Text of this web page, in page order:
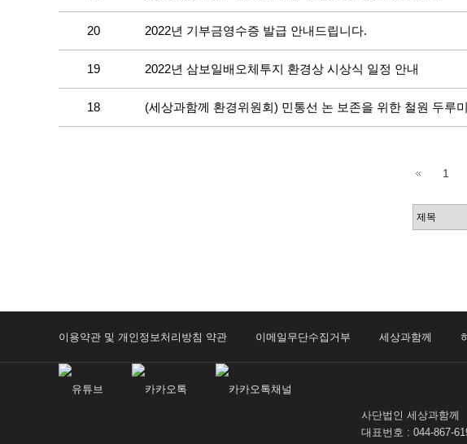
20 2022년 기부금영수증 발급 안내드립니다.
19 2022년 삼보일배오체투지 환경상 시상식 일정 안내
18 (세상과함께 환경위원회) 민통선 논 보존을 위한 철원 두루
1
이용약관 및 개인정보처리방침 약관 이메일무단수집거부 세상과함께
사단법인 세상과함께
대표번호 : 044-867-